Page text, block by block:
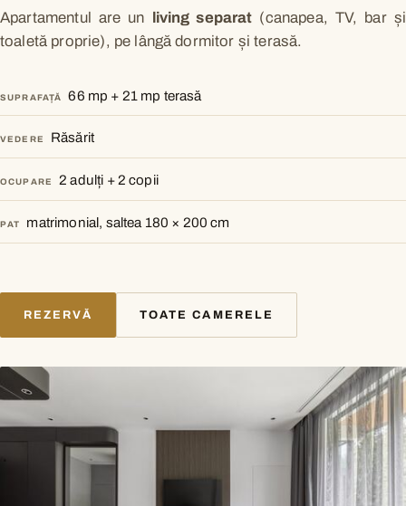
Apartamentul are un living separat (canapea, TV, bar și
toaletă proprie), pe lângă dormitor și terasă.
SUPRAFAȚĂ 66 mp + 21 mp terasă
VEDERE Răsărit
OCUPARE 2 adulți + 2 copii
PAT matrimonial, saltea 180 × 200 cm
REZERVĂ TOATE CAMERELE